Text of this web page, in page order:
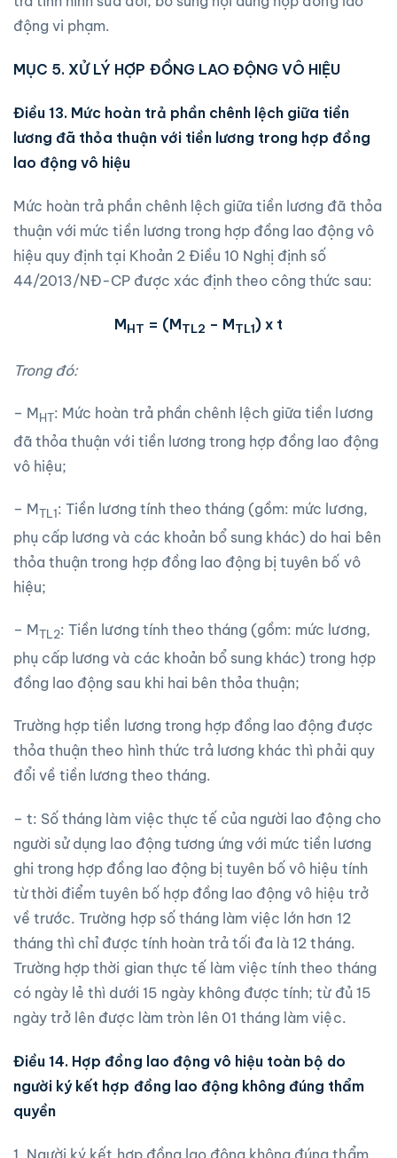
động vi phạm.
MỤC 5. XỬ LÝ HỢP ĐỒNG LAO ĐỘNG VÔ HIỆU
Điều 13. Mức hoàn trả phần chênh lệch giữa tiền
lương đã thỏa thuận với tiền lương trong hợp đồng
lao động vô hiệu
Mức hoàn trả phần chênh lệch giữa tiền lương đã thỏa
thuận với mức tiền lương trong hợp đồng lao động vô
hiệu quy định tại Khoản 2 Điều 10 Nghị định số
44/2013/NĐ-CP được xác định theo công thức sau:
MHT = (MTL2 – MTL1) x t
Trong đó:
– MHT: Mức hoàn trả phần chênh lệch giữa tiền lương
đã thỏa thuận với tiền lương trong hợp đồng lao động
vô hiệu;
– MTL1: Tiền lương tính theo tháng (gồm: mức lương,
phụ cấp lương và các khoản bổ sung khác) do hai bên
thỏa thuận trong hợp đồng lao động bị tuyên bố vô
hiệu;
– MTL2: Tiền lương tính theo tháng (gồm: mức lương,
phụ cấp lương và các khoản bổ sung khác) trong hợp
đồng lao động sau khi hai bên thỏa thuận;
Trường hợp tiền lương trong hợp đồng lao động được
thỏa thuận theo hình thức trả lương khác thì phải quy
đổi về tiền lương theo tháng.
– t: Số tháng làm việc thực tế của người lao động cho
người sử dụng lao động tương ứng với mức tiền lương
ghi trong hợp đồng lao động bị tuyên bố vô hiệu tính
từ thời điểm tuyên bố hợp đồng lao động vô hiệu trở
về trước. Trường hợp số tháng làm việc lớn hơn 12
tháng thì chỉ được tính hoàn trả tối đa là 12 tháng.
Trường hợp thời gian thực tế làm việc tính theo tháng
có ngày lẻ thì dưới 15 ngày không được tính; từ đủ 15
ngày trở lên được làm tròn lên 01 tháng làm việc.
Điều 14. Hợp đồng lao động vô hiệu toàn bộ do
người ký kết hợp đồng lao động không đúng thẩm
quyền
1. Người ký kết hợp đồng lao động không đúng thẩm